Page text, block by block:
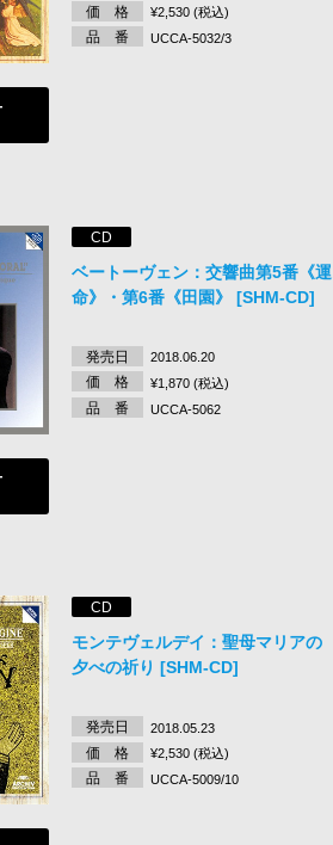
価 格 ¥2,530 (税込)
品 番 UCCA-5032/3
CD
ベートーヴェン：交響曲第5番《運
命》・第6番《田園》 [SHM-CD]
発売日 2018.06.20
価 格 ¥1,870 (税込)
品 番 UCCA-5062
CD
モンテヴェルデイ：聖母マリアの
夕べの祈り [SHM-CD]
発売日 2018.05.23
価 格 ¥2,530 (税込)
品 番 UCCA-5009/10